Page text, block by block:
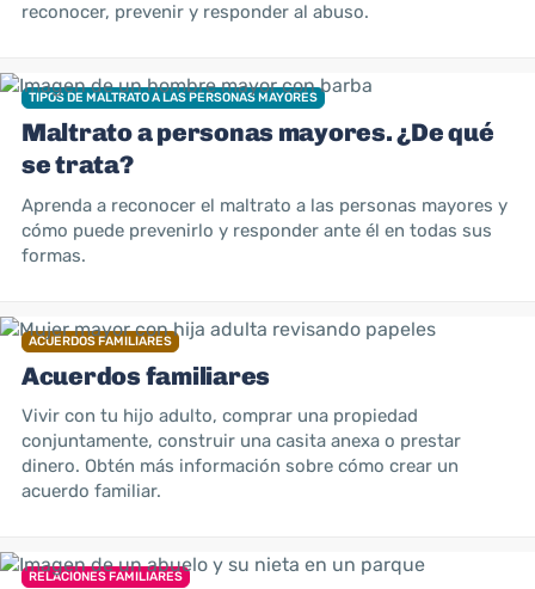
reconocer, prevenir y responder al abuso.
TIPOS DE MALTRATO A LAS PERSONAS MAYORES
Maltrato a personas mayores. ¿De qué
se trata?
Aprenda a reconocer el maltrato a las personas mayores y
cómo puede prevenirlo y responder ante él en todas sus
formas.
ACUERDOS FAMILIARES
Acuerdos familiares
Vivir con tu hijo adulto, comprar una propiedad
conjuntamente, construir una casita anexa o prestar
dinero. Obtén más información sobre cómo crear un
acuerdo familiar.
RELACIONES FAMILIARES